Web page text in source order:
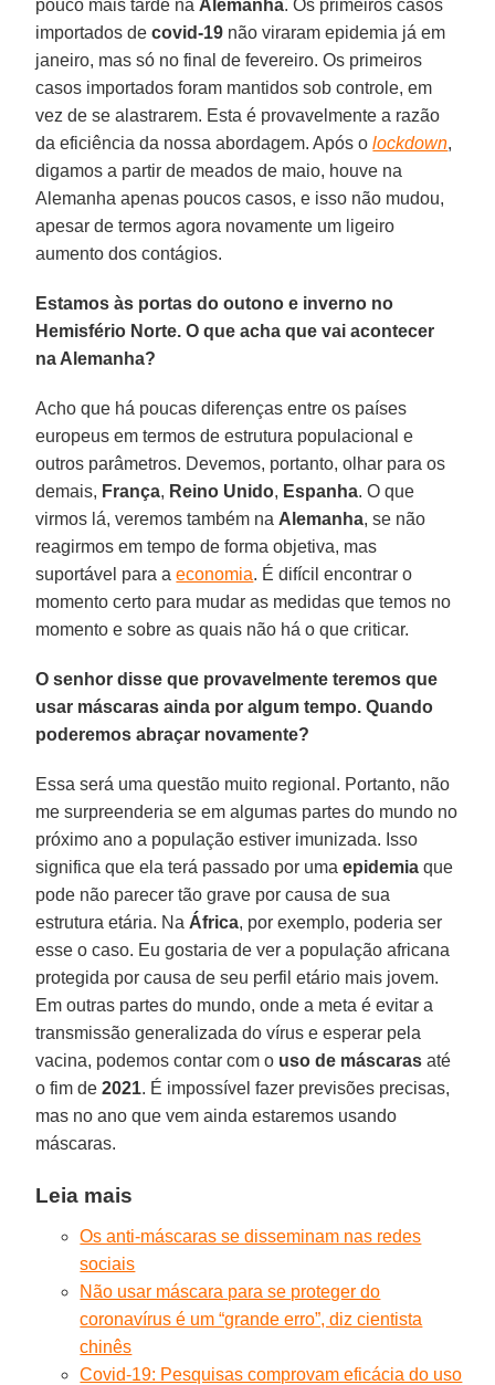
pouco mais tarde na Alemanha. Os primeiros casos
importados decovid-19 não viraram epidemia já em
janeiro, mas só no final de fevereiro. Os primeiros
casos importados foram mantidos sob controle, em
vez de se alastrarem. Esta é provavelmente a razão
da eficiência da nossa abordagem. Após olockdown,
digamos a partir de meados de maio, houve na
Alemanha apenas poucos casos, e isso não mudou,
apesar de termos agora novamente um ligeiro
aumento dos contágios.
Estamos às portas do outono e inverno no
Hemisfério Norte. O que acha que vai acontecer
na Alemanha?
Acho que há poucas diferenças entre os países
europeus em termos de estrutura populacional e
outros parâmetros. Devemos, portanto, olhar para os
demais, França, Reino Unido, Espanha. O que
virmos lá, veremos também na Alemanha, se não
reagirmos em tempo de forma objetiva, mas
suportável para aeconomia. É difícil encontrar o
momento certo para mudar as medidas que temos no
momento e sobre as quais não há o que criticar.
O senhor disse que provavelmente teremos que
usar máscaras ainda por algum tempo. Quando
poderemos abraçar novamente?
Essa será uma questão muito regional. Portanto, não
me surpreenderia se em algumas partes do mundo no
próximo ano a população estiver imunizada. Isso
significa que ela terá passado por umaepidemia que
pode não parecer tão grave por causa de sua
estrutura etária. Na África, por exemplo, poderia ser
esse o caso. Eu gostaria de ver a população africana
protegida por causa de seu perfil etário mais jovem.
Em outras partes do mundo, onde a meta é evitar a
transmissão generalizada do vírus e esperar pela
vacina, podemos contar com o uso de máscaras até
o fim de2021. É impossível fazer previsões precisas,
mas no ano que vem ainda estaremos usando
máscaras.
Leia mais
Os anti-máscaras se disseminam nas redes
sociais
Não usar máscara para se proteger do
coronavírus é um “grande erro”, diz cientista
chinês
Covid-19: Pesquisas comprovam eficácia do uso